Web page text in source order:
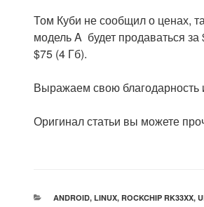
Том Куби не сообщил о ценах,
модель A будет продаваться
$75 (4 Гб).
Выражаем свою благодарность
Оригинал статьи вы можете
РУБРИКИ
ANDROID, LINUX, ROCKCHIP RK33XX,